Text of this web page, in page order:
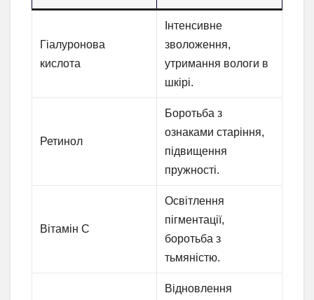
Гіалуронова
кислота
Інтенсивне
зволоження,
утримання вологи в
шкірі.
Ретинол
Боротьба з
ознаками старіння,
підвищення
пружності.
Вітамін С
Освітлення
пігментації,
боротьба з
тьмяністю.
Відновлення